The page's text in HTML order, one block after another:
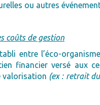
ou autres
coûts de gestion
entre l’éco-
financier versé aux
valorisation (ex : retrait